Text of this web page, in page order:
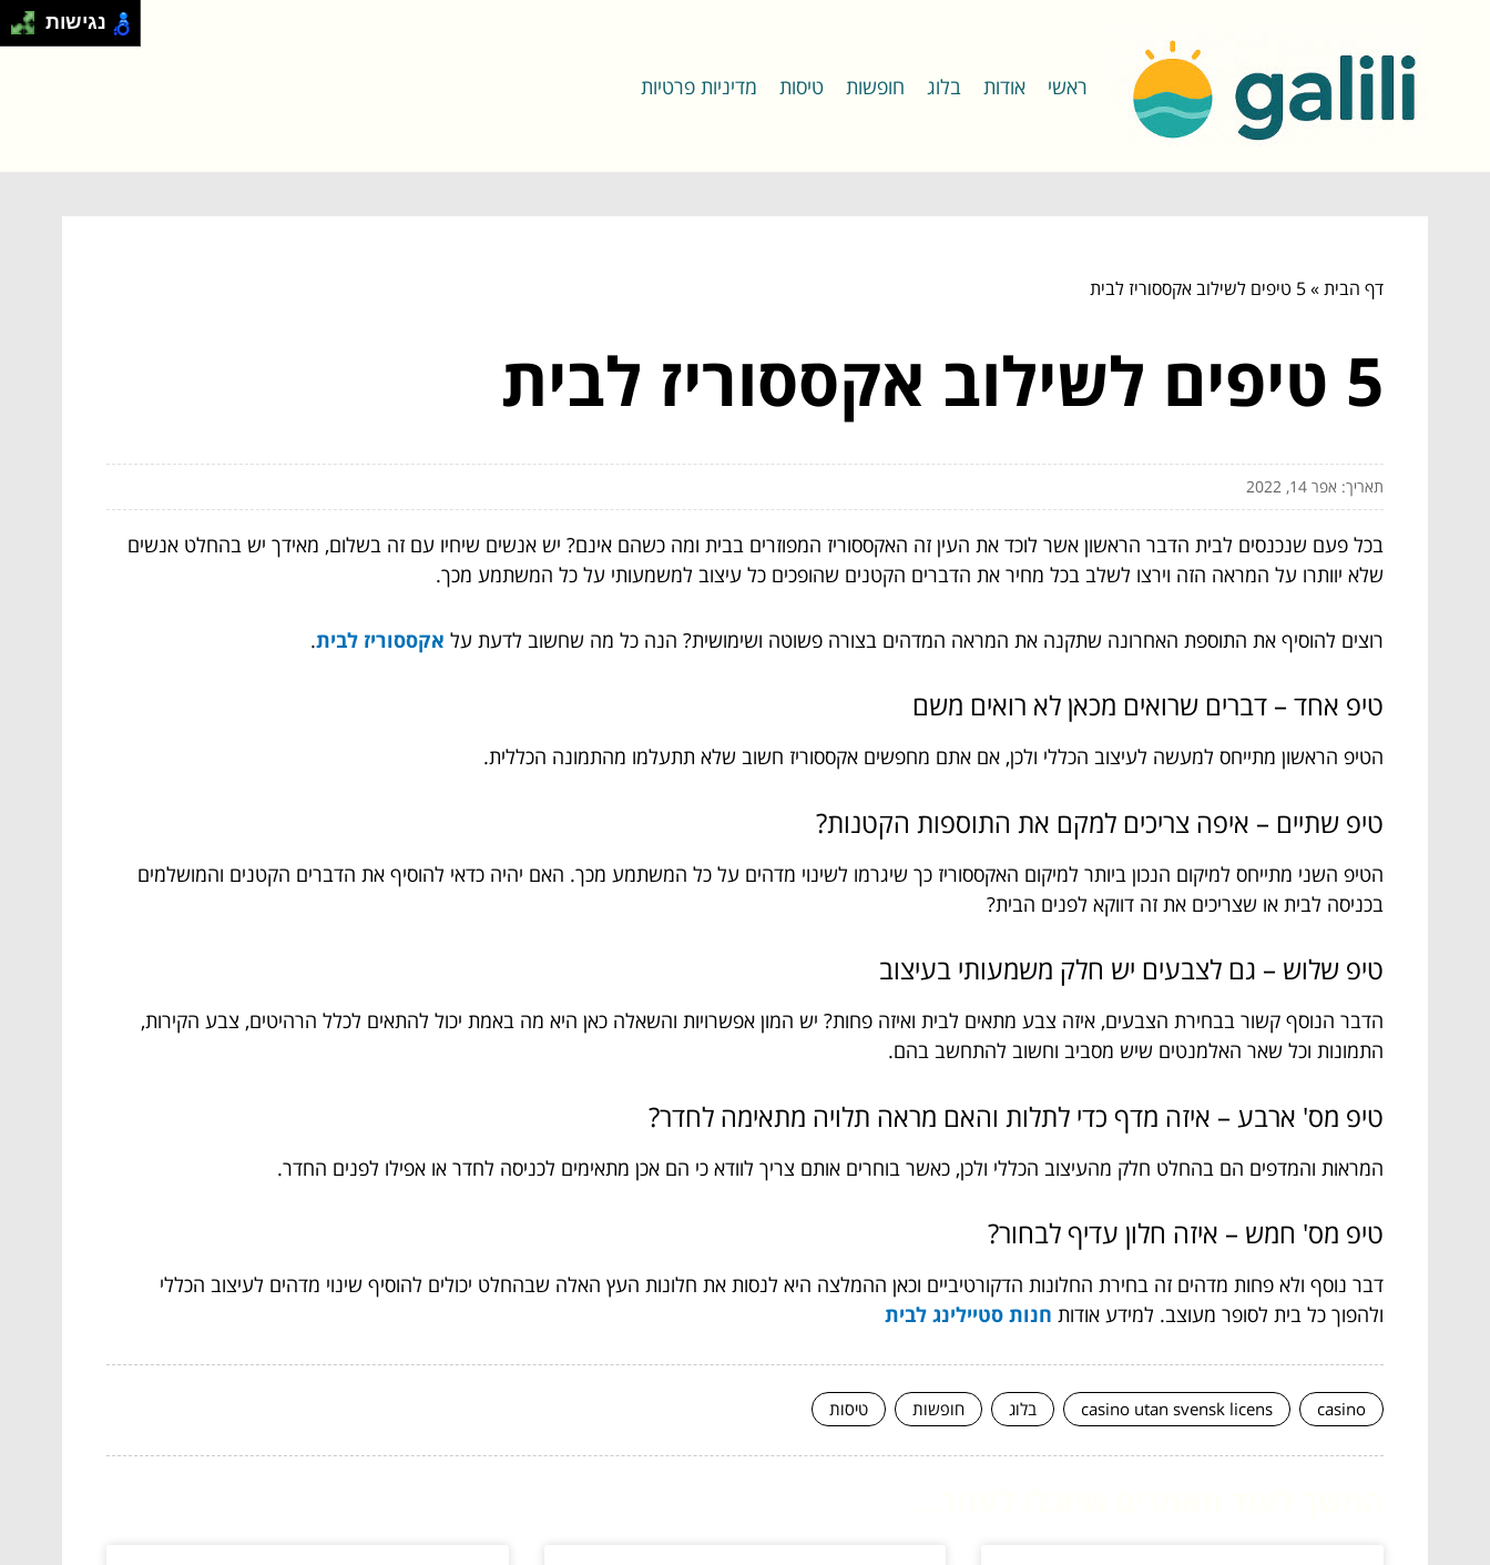
ראשי אודות בלוג חופשות טיסות מדיניות פרטיות
דף הבית»5 טיפים לשילוב אקססוריז לבית
5 טיפים לשילוב אקססוריז לבית
תאריך: אפר 14, 2022
בכל פעם שנכנסים לבית הדבר הראשון אשר לוכד את העין זה האקססוריז המפוזרים בבית ומה כשהם אינם? יש אנשים שיחיו עם זה בשלום, מאידך יש בהחלט אנשים
שלא יוותרו על המראה הזה וירצו לשלב בכל מחיר את הדברים הקטנים שהופכים כל עיצוב למשמעותי על כל המשתמע מכך.
רוצים להוסיף את התוספת האחרונה שתקנה את המראה המדהים בצורה פשוטה ושימושית? הנה כל מה שחשוב לדעת על אקססוריז לבית.
טיפ אחד – דברים שרואים מכאן לא רואים משם
הטיפ הראשון מתייחס למעשה לעיצוב הכללי ולכן, אם אתם מחפשים אקססוריז חשוב שלא תתעלמו מהתמונה הכללית.
טיפ שתיים – איפה צריכים למקם את התוספות הקטנות?
הטיפ השני מתייחס למיקום הנכון ביותר למיקום האקססוריז כך שיגרמו לשינוי מדהים על כל המשתמע מכך. האם יהיה כדאי להוסיף את הדברים הקטנים והמושלמים
בכניסה לבית או שצריכים את זה דווקא לפנים הבית?
טיפ שלוש – גם לצבעים יש חלק משמעותי בעיצוב
הדבר הנוסף קשור בבחירת הצבעים, איזה צבע מתאים לבית ואיזה פחות? יש המון אפשרויות והשאלה כאן היא מה באמת יכול להתאים לכלל הרהיטים, צבע הקירות,
התמונות וכל שאר האלמנטים שיש מסביב וחשוב להתחשב בהם.
טיפ מס' ארבע – איזה מדף כדי לתלות והאם מראה תלויה מתאימה לחדר?
המראות והמדפים הם בהחלט חלק מהעיצוב הכללי ולכן, כאשר בוחרים אותם צריך לוודא כי הם אכן מתאימים לכניסה לחדר או אפילו לפנים החדר.
טיפ מס' חמש – איזה חלון עדיף לבחור?
דבר נוסף ולא פחות מדהים זה בחירת החלונות הדקורטיביים וכאן ההמלצה היא לנסות את חלונות העץ האלה שבהחלט יכולים להוסיף שינוי מדהים לעיצוב הכללי
ולהפוך כל בית לסופר מעוצב. למידע אודות חנות סטיילינג לבית
casino
casino utan svensk licens בלוג חופשות טיסות
נגישות